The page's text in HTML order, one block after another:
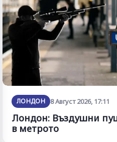
ЛОНДОН 8 Август 2026, 17:11
Лондон: Въздушни
в метрото